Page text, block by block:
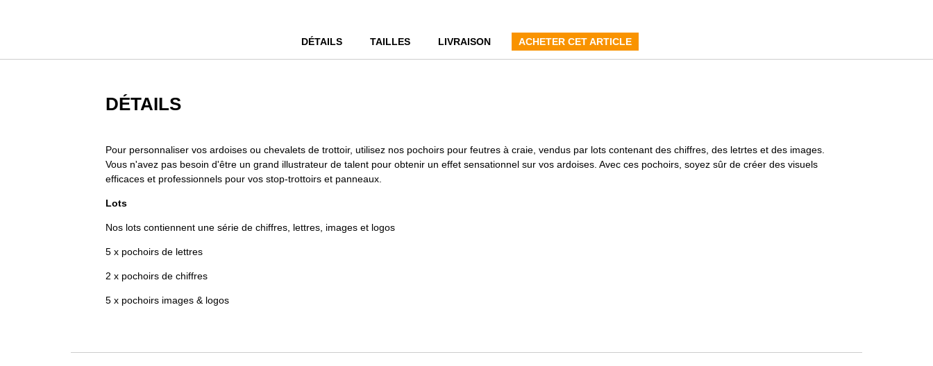
d’images
DÉTAILS TAILLES LIVRAISON ACHETER CET ARTICLE
DÉTAILS
Pour personnaliser vos ardoises ou chevalets de trottoir, utilisez nos pochoirs pour feutres à craie, vendus par lots contenant des chiffres, des letrtes et des images.
Vous n'avez pas besoin d'être un grand illustrateur de talent pour obtenir un effet sensationnel sur vos ardoises. Avec ces pochoirs, soyez sûr de créer des visuels
efficaces et professionnels pour vos stop-trottoirs et panneaux.
Lots
Nos lots contiennent une série de chiffres, lettres, images et logos
5 x pochoirs de lettres
2 x pochoirs de chiffres
5 x pochoirs images & logos